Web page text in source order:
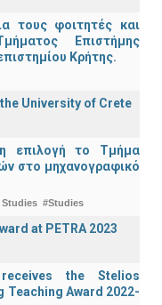
τους φοιτητές και
Επιστήμης
Κρήτης.
University of Crete
επιλογή το Τμήμα
στο μηχανογραφικό
Studies #Studies
at PETRA 2023
the Stelios
Teaching Award 2022-